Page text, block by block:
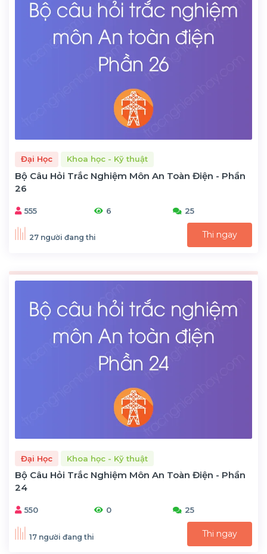
Đại Học Khoa học - Kỹ thuật
Bộ Câu Hỏi Trắc Nghiệm Môn An Toàn Điện - Phần
26
555 6 25
27 người đang thi Thi ngay
Đại Học Khoa học - Kỹ thuật
Bộ Câu Hỏi Trắc Nghiệm Môn An Toàn Điện - Phần
24
550 0 25
17 người đang thi Thi ngay